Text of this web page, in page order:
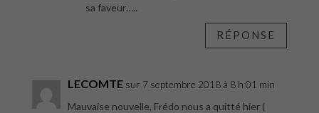
sa faveur…..
RÉPONSE
LECOMTE sur 7 septembre 2018 à 8 h 01 min
Mauvaise nouvelle, Frédo nous a quitté hier (